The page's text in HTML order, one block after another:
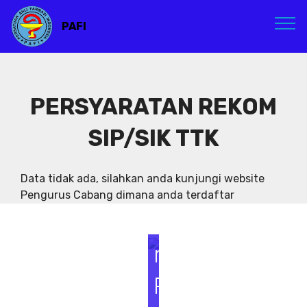
PAFI
PERSYARATAN REKOM
SIP/SIK TTK
Data tidak ada, silahkan anda kunjungi website
Pengurus Cabang dimana anda terdaftar
e
m
n
r
P